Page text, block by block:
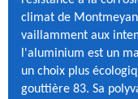
climat de
vaillamment aux
l'aluminium est un
un choix plus
gouttière 83. Sa